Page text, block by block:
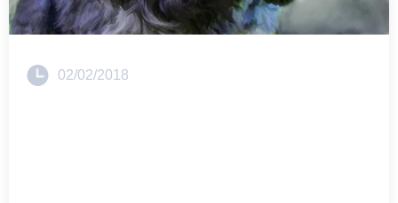
02/02/2018